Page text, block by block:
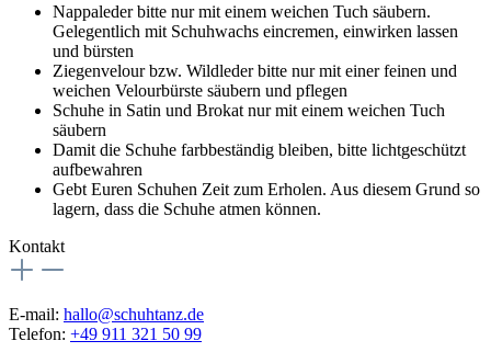
Nappaleder bitte nur mit einem weichen Tuch säubern.
Gelegentlich mit Schuhwachs eincremen, einwirken lassen
und bürsten
Ziegenvelour bzw. Wildleder bitte nur mit einer feinen und
weichen Velourbürste säubern und pflegen
Schuhe in Satin und Brokat nur mit einem weichen Tuch
säubern
Damit die Schuhe farbbeständig bleiben, bitte lichtgeschützt
aufbewahren
Gebt Euren Schuhen Zeit zum Erholen. Aus diesem Grund so
lagern, dass die Schuhe atmen können.
Kontakt
E-mail: hallo@schuhtanz.de
Telefon: +49 911 321 50 99